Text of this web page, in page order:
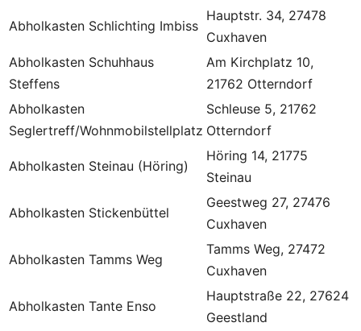
Abholkasten Schlichting Imbiss
Hauptstr. 34, 27478
Cuxhaven
Abholkasten Schuhhaus
Steffens
Am Kirchplatz 10,
21762 Otterndorf
Abholkasten
Seglertreff/Wohnmobilstellplatz
Schleuse 5, 21762
Otterndorf
Abholkasten Steinau (Höring)
Höring 14, 21775
Steinau
Abholkasten Stickenbüttel
Geestweg 27, 27476
Cuxhaven
Abholkasten Tamms Weg
Tamms Weg, 27472
Cuxhaven
Abholkasten Tante Enso
Hauptstraße 22, 27624
Geestland